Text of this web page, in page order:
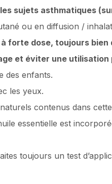
sujets asthmatiques
ou en diffusion /
forte dose, toujours bien
et éviter une utilisation
des enfants.
les yeux.
contenus dans
essentielle est
toujours un test